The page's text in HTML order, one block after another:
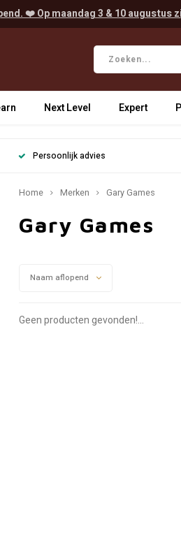
❤️ Op maandag 3 & 10 augustus
Next Level Expert
Persoonlijk advies
Home Merken Gary Games
Gary Games
Naam aflopend
Geen producten gevonden!...